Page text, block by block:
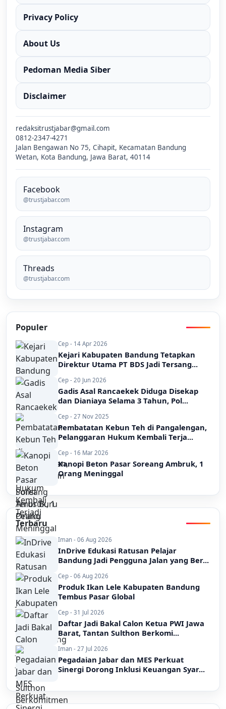
Privacy Policy
About Us
Pedoman Media Siber
Disclaimer
redaksitrustjabar@gmail.com
0812-2347-4271
Jalan Bengawan No 75, Cihapit, Kecamatan Bandung
Wetan, Kota Bandung, Jawa Barat, 40114
Facebook
@trustjabar.com
Instagram
@trustjabar.com
Threads
@trustjabar.com
Populer
Cep - 14 Apr 2026
Kejari Kabupaten Bandung Tetapkan
Direktur Utama PT BDS Jadi Tersang...
Cep - 20 Jun 2026
Gadis Asal Rancaekek Diduga Disekap
dan Dianiaya Selama 3 Tahun, Pol...
Cep - 27 Nov 2025
Pembatatan Kebun Teh di Pangalengan,
Pelanggaran Hukum Kembali Terja...
Cep - 16 Mar 2026
Kanopi Beton Pasar Soreang Ambruk, 1
Orang Meninggal
Terbaru
Iman - 06 Aug 2026
InDrive Edukasi Ratusan Pelajar
Bandung Jadi Pengguna Jalan yang Ber...
Cep - 06 Aug 2026
Produk Ikan Lele Kabupaten Bandung
Tembus Pasar Global
Cep - 31 Jul 2026
Daftar Jadi Bakal Calon Ketua PWI Jawa
Barat, Tantan Sulthon Berkomi...
Iman - 27 Jul 2026
Pegadaian Jabar dan MES Perkuat
Sinergi Dorong Inklusi Keuangan Syar...